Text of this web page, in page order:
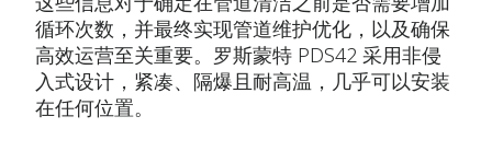
循环次数，并最终实现管道维护优化，以及确保
高效运营至关重要。罗斯蒙特 PDS42 采用非侵
入式设计，紧凑、隔爆且耐高温，几乎可以安装
在任何位置。